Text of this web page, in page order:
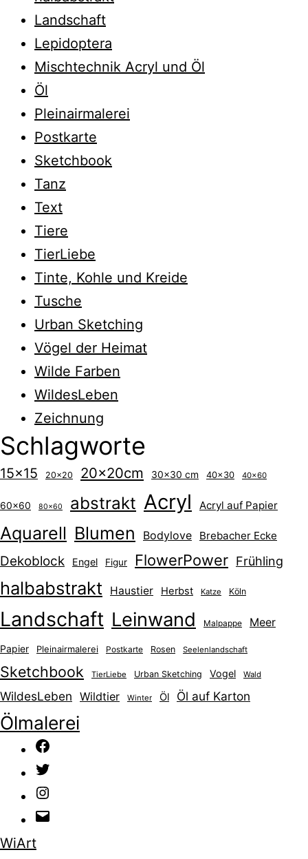
Landschaft
Lepidoptera
Mischtechnik Acryl und Öl
Öl
Pleinairmalerei
Postkarte
Sketchbook
Tanz
Text
Tiere
TierLiebe
Tinte, Kohle und Kreide
Tusche
Urban Sketching
Vögel der Heimat
Wilde Farben
WildesLeben
Zeichnung
Schlagworte
15x15 20x20 20x20cm 30x30 cm 40x30 40x60
60x60 80x60 abstrakt Acryl Acryl auf Papier
Aquarell Blumen Bodylove Brebacher Ecke
Dekoblock Engel Figur FlowerPower Frühling
halbabstrakt Haustier Herbst Katze Köln
Landschaft Leinwand Malpappe Meer
Papier Pleinairmalerei Postkarte Rosen Seelenlandschaft
Sketchbook TierLiebe Urban Sketching Vogel Wald
WildesLeben Wildtier Winter Öl Öl auf Karton
Ölmalerei
WiArt